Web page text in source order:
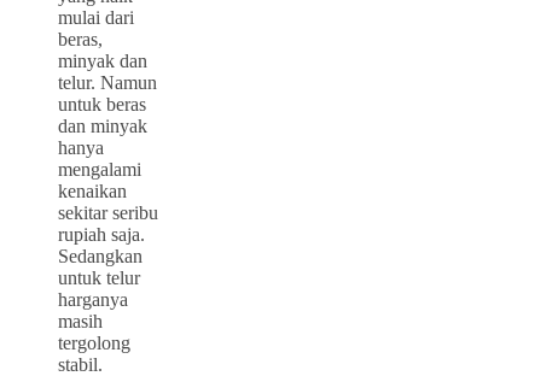
mulai dari
beras,
minyak dan
telur. Namun
untuk beras
dan minyak
hanya
mengalami
kenaikan
sekitar seribu
rupiah saja.
Sedangkan
untuk telur
harganya
masih
tergolong
stabil.